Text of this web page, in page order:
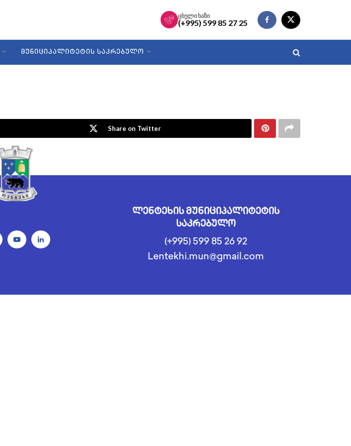
ცხელი ხაზი
(+995) 599 85 27 25
ᲛᲣᲜᲘᲪᲘᲞᲐᲚᲘᲢᲔᲢᲘᲡ ᲡᲐᲙᲠᲔᲑᲣᲚᲝ
Share on Twitter
ლენტეხის მუნიციპალიტეტის
საკრებულო
(+995) 599 85 26 92
Lentekhi.mun@gmail.com